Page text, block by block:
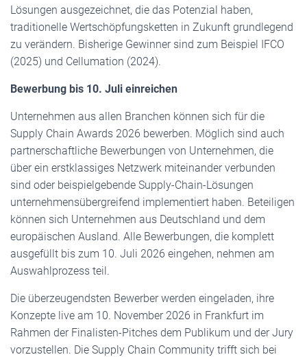
Lösungen ausgezeichnet, die das Potenzial haben,
traditionelle Wertschöpfungsketten in Zukunft grundlegend
zu verändern. Bisherige Gewinner sind zum Beispiel IFCO
(2025) und Cellumation (2024).
Bewerbung bis 10. Juli einreichen
Unternehmen aus allen Branchen können sich für die
Supply Chain Awards 2026 bewerben. Möglich sind auch
partnerschaftliche Bewerbungen von Unternehmen, die
über ein erstklassiges Netzwerk miteinander verbunden
sind oder beispielgebende Supply-Chain-Lösungen
unternehmensübergreifend implementiert haben. Beteiligen
können sich Unternehmen aus Deutschland und dem
europäischen Ausland. Alle Bewerbungen, die komplett
ausgefüllt bis zum 10. Juli 2026 eingehen, nehmen am
Auswahlprozess teil.
Die überzeugendsten Bewerber werden eingeladen, ihre
Konzepte live am 10. November 2026 in Frankfurt im
Rahmen der Finalisten-Pitches dem Publikum und der Jury
vorzustellen. Die Supply Chain Community trifft sich bei